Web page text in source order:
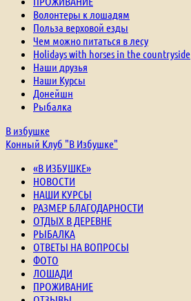
Волонтеры к лошадям
Польза верховой езды
Чем можно питаться в лесу
Holidays with horses in the countryside
Наши друзья
Наши Курсы
Донейшн
Рыбалка
В избушке
Конный Клуб "В Избушке"
«В ИЗБУШКЕ»
НОВОСТИ
НАШИ КУРСЫ
РАЗМЕР БЛАГОДАРНОСТИ
ОТДЫХ В ДЕРЕВНЕ
РЫБАЛКА
ОТВЕТЫ НА ВОПРОСЫ
ФОТО
ЛОШАДИ
ПРОЖИВАНИЕ